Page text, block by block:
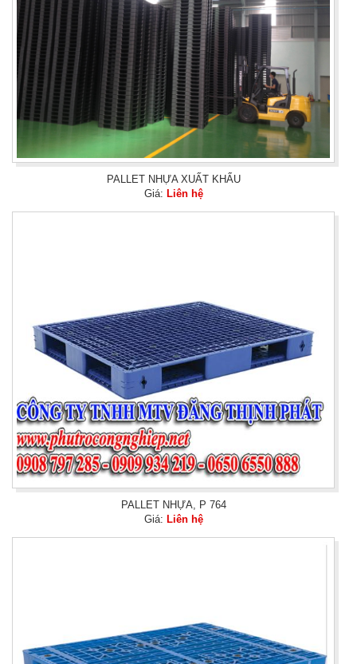
tiêu chuẩn quốc tế,
Có thể tái xử dụng lại nhiều lần trong việc lưu thông và
1000 x 1000 x 120 mm, 1200 x 1100 x 120 mm,...
PALLET NHỰA XUẤT KHẨU
Giá: Liên hệ
PALLET NHỰA, P 764
Giá: Liên hệ